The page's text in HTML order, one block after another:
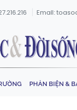
Email:
PHẢN BIỆN &